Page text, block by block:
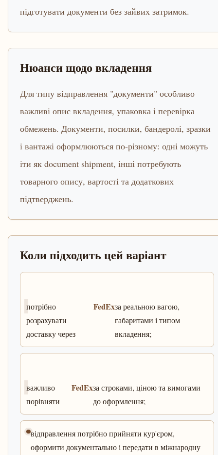
підготувати документи без зайвих затримок.
Нюанси щодо вкладення
Для типу відправлення "документи" особливо
важливі опис вкладення, упаковка і перевірка
обмежень. Документи, посилки, бандеролі, зразки
і вантажі оформлюються по-різному: одні можуть
іти як document shipment, інші потребують
товарного опису, вартості та додаткових
підтверджень.
Коли підходить цей варіант
потрібно
розрахувати
доставку через
FedExза реальною вагою,
габаритами і типом
вкладення;
важливо
порівняти
FedExза строками, ціною та вимогами
до оформлення;
відправлення потрібно прийняти кур'єром,
оформити документально і передати в міжнародну